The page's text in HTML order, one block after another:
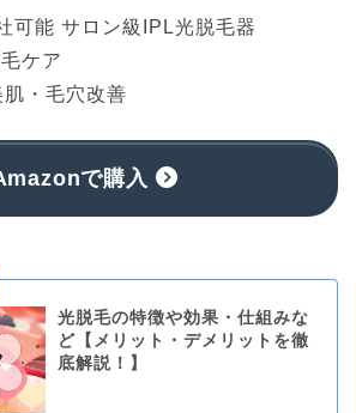
可能 サロン級IPL光脱毛器
ケア
・毛穴改善
で購入
光脱毛の特徴や効果・仕組みな
ど【メリット・デメリットを徹
底解説！】